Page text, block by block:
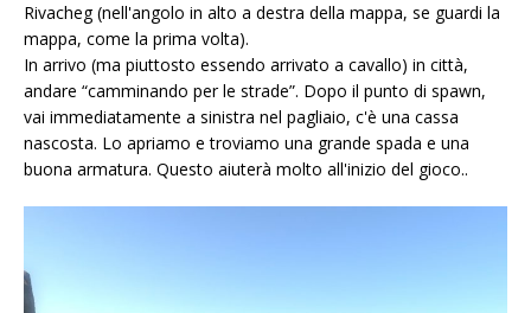
Rivacheg (nell'angolo in alto a destra della mappa, se guardi la
mappa, come la prima volta).
In arrivo (ma piuttosto essendo arrivato a cavallo) in città,
andare “camminando per le strade”. Dopo il punto di spawn,
vai immediatamente a sinistra nel pagliaio, c'è una cassa
nascosta. Lo apriamo e troviamo una grande spada e una
buona armatura. Questo aiuterà molto all'inizio del gioco..